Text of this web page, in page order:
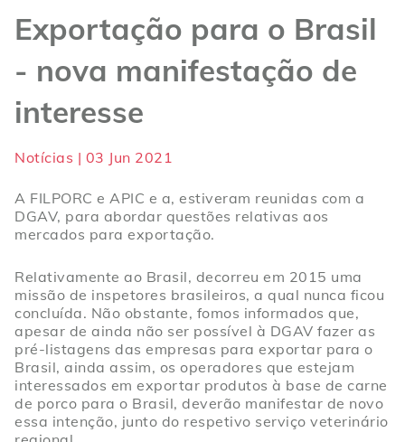
Exportação para o Brasil
- nova manifestação de
interesse
Notícias | 03 Jun 2021
A FILPORC e APIC e a, estiveram reunidas com a
DGAV, para abordar questões relativas aos
mercados para exportação.
Relativamente ao Brasil, decorreu em 2015 uma
missão de inspetores brasileiros, a qual nunca ficou
concluída. Não obstante, fomos informados que,
apesar de ainda não ser possível à DGAV fazer as
pré-listagens das empresas para exportar para o
Brasil, ainda assim, os operadores que estejam
interessados em exportar produtos à base de carne
de porco para o Brasil, deverão manifestar de novo
essa intenção, junto do respetivo serviço veterinário